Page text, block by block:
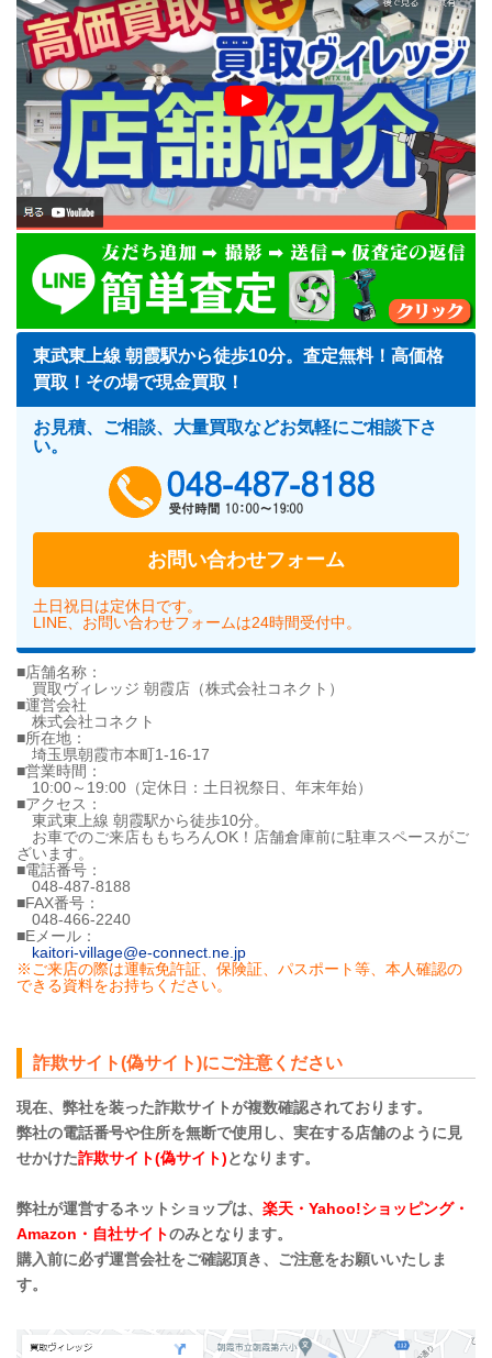
東武東上線 朝霞駅から徒歩10分。査定無料！高価格
買取！その場で現金買取！
お見積、ご相談、大量買取などお気軽にご相談下さ
い。
お問い合わせフォーム
土日祝日は定休日です。
LINE、お問い合わせフォームは24時間受付中。
■店舗名称：
買取ヴィレッジ 朝霞店（株式会社コネクト）
■運営会社
株式会社コネクト
■所在地：
埼玉県朝霞市本町1-16-17
■営業時間：
10:00～19:00（定休日：土日祝祭日、年末年始）
■アクセス：
東武東上線 朝霞駅から徒歩10分。
お車でのご来店ももちろんOK！店舗倉庫前に駐車スペースがご
ざいます。
■電話番号：
048-487-8188
■FAX番号：
048-466-2240
■Eメール：
kaitori-village@e-connect.ne.jp
※ご来店の際は運転免許証、保険証、パスポート等、本人確認の
できる資料をお持ちください。
詐欺サイト(偽サイト)にご注意ください
現在、弊社を装った詐欺サイトが複数確認されております。
弊社の電話番号や住所を無断で使用し、実在する店舗のように見
せかけた詐欺サイト(偽サイト)となります。
弊社が運営するネットショップは、 楽天・Yahoo!ショッピング・
Amazon・自社サイトのみとなります。
購入前に必ず運営会社をご確認頂き、ご注意をお願いいたしま
す。